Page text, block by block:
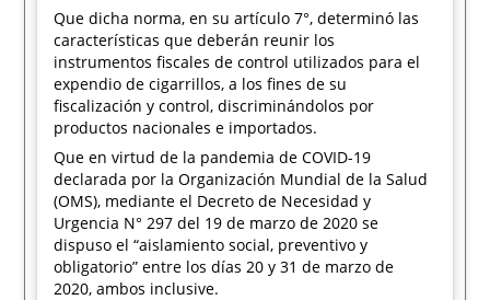
Que dicha norma, en su artículo 7°, determinó las
características que deberán reunir los
instrumentos fiscales de control utilizados para el
expendio de cigarrillos, a los fines de su
fiscalización y control, discriminándolos por
productos nacionales e importados.
Que en virtud de la pandemia de COVID-19
declarada por la Organización Mundial de la Salud
(OMS), mediante el Decreto de Necesidad y
Urgencia N° 297 del 19 de marzo de 2020 se
dispuso el “aislamiento social, preventivo y
obligatorio” entre los días 20 y 31 de marzo de
2020, ambos inclusive.